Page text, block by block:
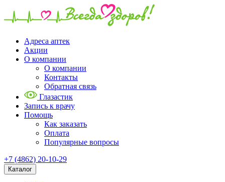
Адреса аптек
Акции
О компании
О компании
Контакты
Обратная связь
Глазастик
Запись к врачу
Помощь
Как заказать
Оплата
Популярные вопросы
+7 (4862) 20-10-29
Каталог